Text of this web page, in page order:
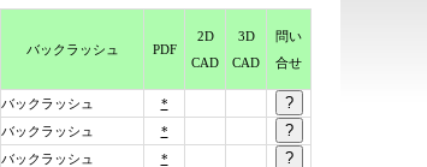
バック ラッシュ PDF
2D
CAD
3D
CAD
問い
合せ
バックラッシュ
*
バックラッシュ
*
バックラッシュ
*